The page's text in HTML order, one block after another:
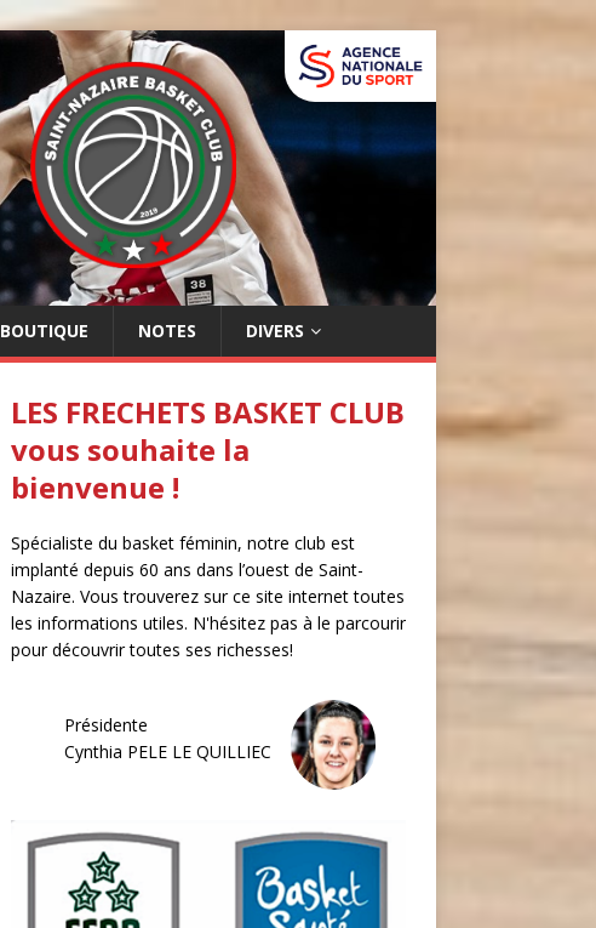
BOUTIQUE NOTES DIVERS
LES FRECHETS BASKET CLUB
vous souhaite la
bienvenue !
Spécialiste du basket féminin, notre club est
implanté depuis 60 ans dans l’ouest de Saint-
Nazaire. Vous trouverez sur ce site internet toutes
les informations utiles. N'hésitez pas à le parcourir
pour découvrir toutes ses richesses!
Présidente
Cynthia PELE LE QUILLIEC